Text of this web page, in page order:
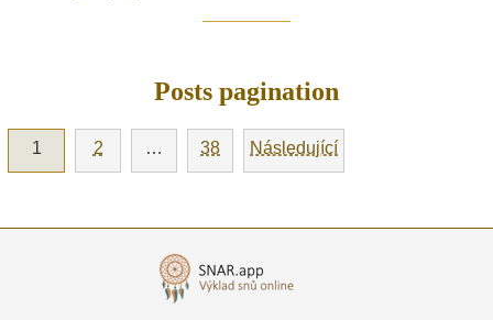
Posts pagination
1 2 … 38 Následující